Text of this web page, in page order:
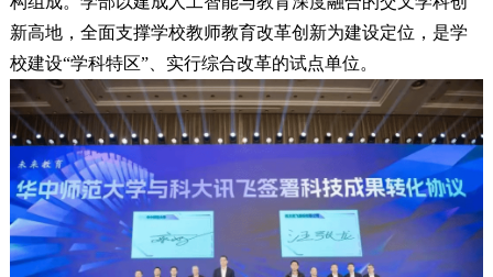
新高地，全面支撑学校教师教育改革创新为建设定位，是学
校建设“学科特区”、实行综合改革的试点单位。